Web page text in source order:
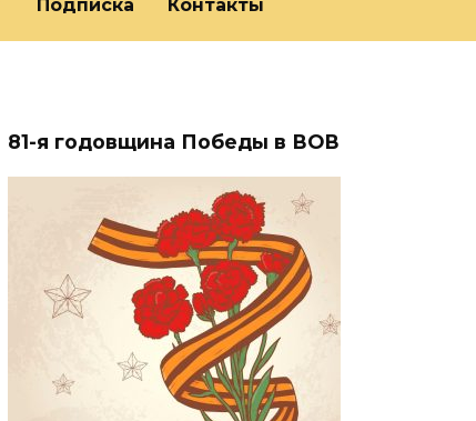
Подписка Контакты
81-я годовщина Победы в ВОВ